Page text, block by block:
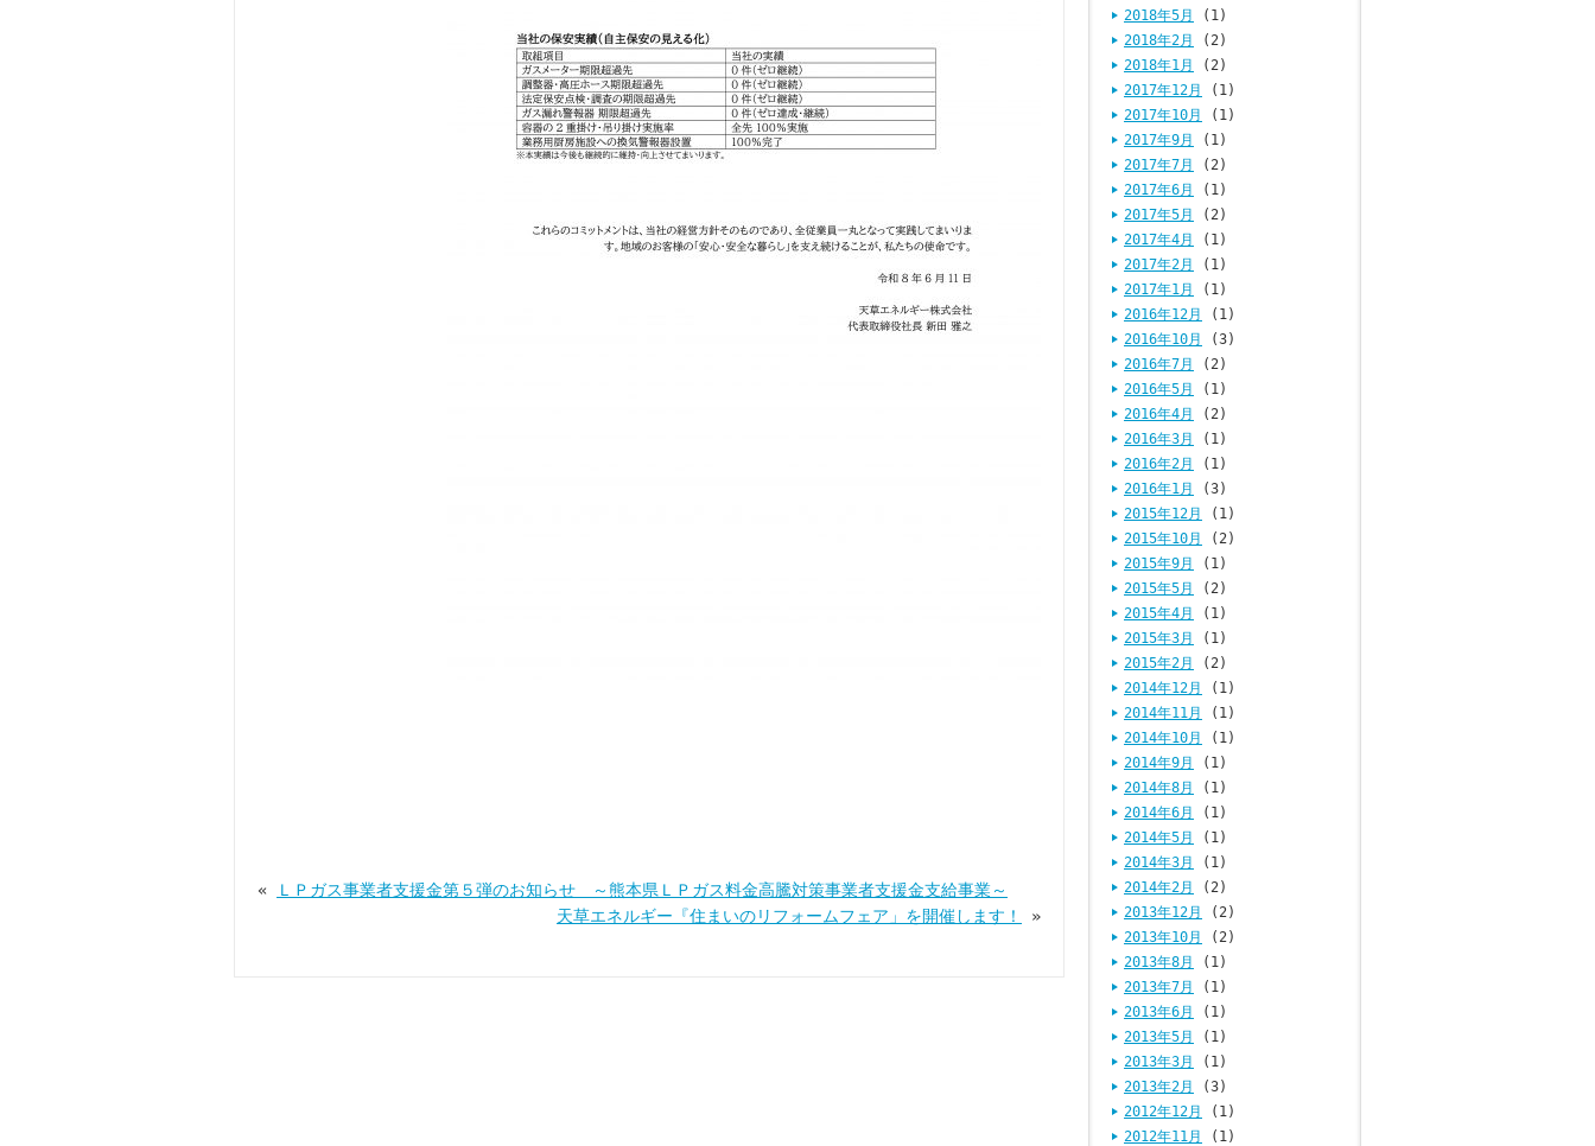
«
ＬＰガス事業者支援金第５弾のお知らせ ～熊本県ＬＰガス料金高騰対策事業者支援金支給事業～
天草エネルギー『住まいのリフォームフェア」を開催します！
»
2018年5月
(1)
2018年2月
(2)
2018年1月
(2)
2017年12月
(1)
2017年10月
(1)
2017年9月
(1)
2017年7月
(2)
2017年6月
(1)
2017年5月
(2)
2017年4月
(1)
2017年2月
(1)
2017年1月
(1)
2016年12月
(1)
2016年10月
(3)
2016年7月
(2)
2016年5月
(1)
2016年4月
(2)
2016年3月
(1)
2016年2月
(1)
2016年1月
(3)
2015年12月
(1)
2015年10月
(2)
2015年9月
(1)
2015年5月
(2)
2015年4月
(1)
2015年3月
(1)
2015年2月
(2)
2014年12月
(1)
2014年11月
(1)
2014年10月
(1)
2014年9月
(1)
2014年8月
(1)
2014年6月
(1)
2014年5月
(1)
2014年3月
(1)
2014年2月
(2)
2013年12月
(2)
2013年10月
(2)
2013年8月
(1)
2013年7月
(1)
2013年6月
(1)
2013年5月
(1)
2013年3月
(1)
2013年2月
(3)
2012年12月
(1)
2012年11月
(1)